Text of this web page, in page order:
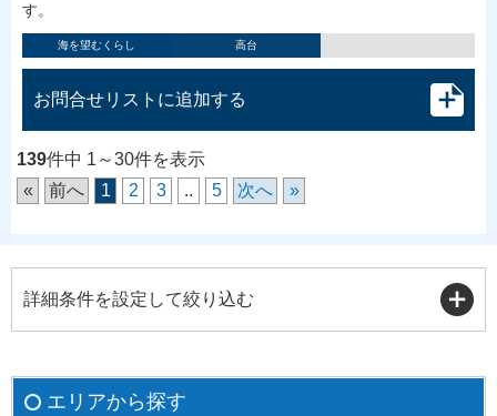
す。
海を望むくらし 高台
お問合せリストに追加する
139件中 1～30件を表示
«
前へ 1 2 3 .. 5 次へ »
詳細条件を設定して絞り込む
エリアから探す